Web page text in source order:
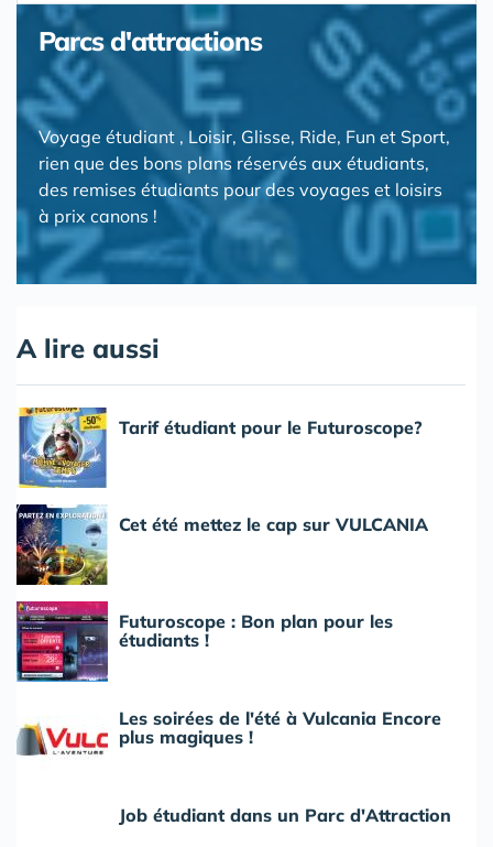
Parcs d'attractions
Voyage étudiant , Loisir, Glisse, Ride, Fun et Sport,
rien que des bons plans réservés aux étudiants,
des remises étudiants pour des voyages et loisirs
à prix canons !
A lire aussi
Tarif étudiant pour le Futuroscope?
Cet été mettez le cap sur VULCANIA
Futuroscope : Bon plan pour les
étudiants !
Les soirées de l'été à Vulcania Encore
plus magiques !
Job étudiant dans un Parc d'Attraction